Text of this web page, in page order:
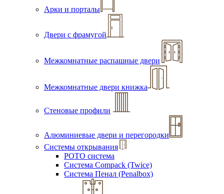
Арки и порталы
Двери с фрамугой
Межкомнатные распашные двери
Межкомнатные двери книжка
Стеновые профили
Алюминиевые двери и перегородки
Системы открывания
РОТО система
Система Compack (Twice)
Система Пенал (Penalbox)